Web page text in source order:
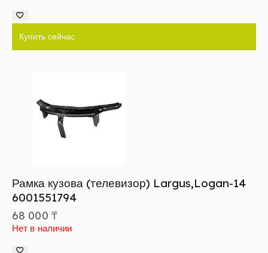
Купить сейчас
Рамка кузова (телевизор) Largus,Logan-14
6001551794
68 000 ₸
Нет в наличии